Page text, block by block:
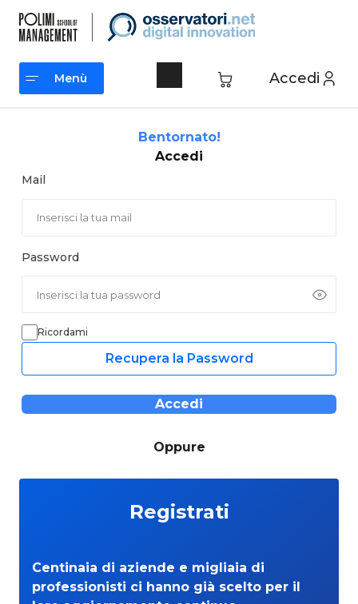
contenuto
Accedi
Menù
Bentornato!
Accedi
Mail
Password
Ricordami
Recupera la Password
Accedi
Oppure
Registrati
Centinaia di aziende e migliaia di
professionisti ci hanno già scelto per il